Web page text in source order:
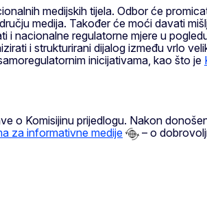
medijskih tijela. Odbor će
medija. Također će moći davati
i nacionalne regulatorne mjere u
i strukturirani dijalog između vrlo
inicijativama, kao što je
o Komisijinu prijedlogu. Nakon
za informativne medije
– o